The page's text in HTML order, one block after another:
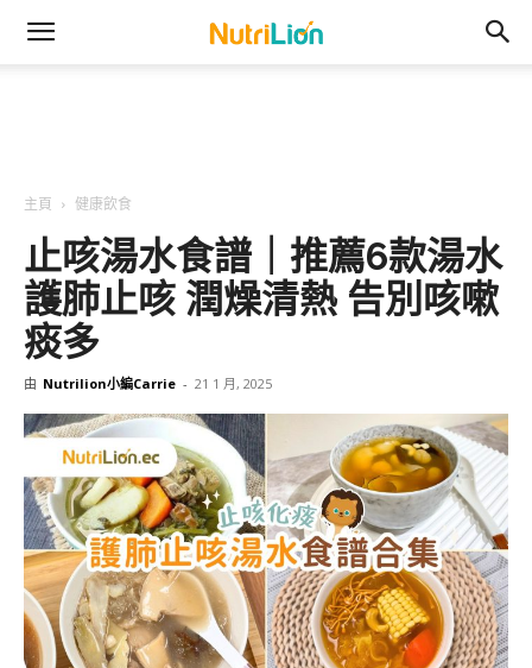
主頁 健康飲食
止咳湯水食譜｜推薦6款湯水
護肺止咳 潤燥清熱 告別咳嗽
痰多
由 Nutrilion小編Carrie - 21 1 月, 2025